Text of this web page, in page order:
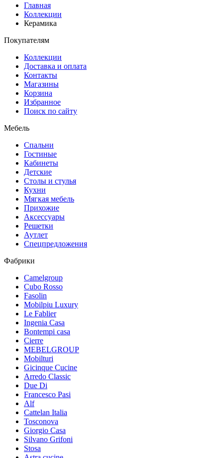
Главная
Коллекции
Керамика
Покупателям
Коллекции
Доставка и оплата
Контакты
Магазины
Корзина
Избранное
Поиск по сайту
Мебель
Спальни
Гостиные
Кабинеты
Детские
Столы и стулья
Кухни
Мягкая мебель
Прихожие
Аксессуары
Решетки
Аутлет
Спецпредложения
Фабрики
Camelgroup
Cubo Rosso
Fasolin
Mobilpiu Luxury
Le Fablier
Ingenia Casa
Bontempi casa
Cierre
MEBELGROUP
Mobilturi
Gicinque Cucine
Arredo Classic
Due Di
Francesco Pasi
Alf
Cattelan Italia
Tosconova
Giorgio Casa
Silvano Grifoni
Stosa